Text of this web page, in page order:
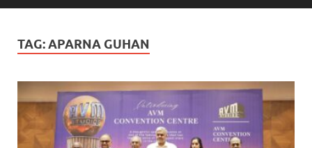
TAG:APARNA GUHAN